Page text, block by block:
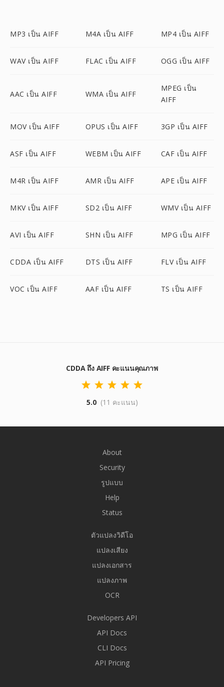
MP3 เป็น AIFF M4A เป็น AIFF MP4 เป็น AIFF
WAV เป็น AIFF FLAC เป็น AIFF OGG เป็น AIFF
AAC เป็น AIFF WMA เป็น AIFF
MPEG เป็น
AIFF
MOV เป็น AIFF OPUS เป็น AIFF 3GP เป็น AIFF
ASF เป็น AIFF WEBM เป็น AIFF CAF เป็น AIFF
M4R เป็น AIFF AMR เป็น AIFF APE เป็น AIFF
MKV เป็น AIFF SD2 เป็น AIFF WMV เป็น AIFF
AVI เป็น AIFF SHN เป็น AIFF MPG เป็น AIFF
CDDA เป็น AIFF DTS เป็น AIFF FLV เป็น AIFF
VOC เป็น AIFF AAF เป็น AIFF TS เป็น AIFF
CDDA ถึง AIFF คะแนนคุณภาพ
5.0 (11 คะแนน)
About
Security
รูปแบบ
Help
Status
ตัวแปลงวิดีโอ
แปลงเสียง
แปลงเอกสาร
แปลงภาพ
OCR
Developers API
API Docs
CLI Docs
API Pricing